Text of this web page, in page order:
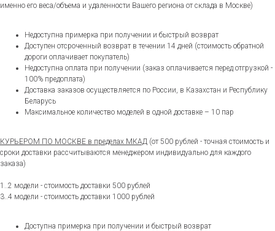
именно его веса/объема и удаленности Вашего региона от склада в Москве)
Недоступна примерка при получении и быстрый возврат
Доступен отсроченный возврат в течении 14 дней (стоимость обратной
дороги оплачивает покупатель)
Недоступна оплата при получении (заказ оплачивается перед отгрузкой -
100% предоплата)
Доставка заказов осуществляется по России, в Казахстан и Республику
Беларусь
Максимальное количество моделей в одной доставке – 10 пар
КУРЬЕРОМ ПО МОСКВЕ в пределах МКАД (от 500 рублей - точная стоимость и
сроки доставки рассчитываются менеджером индивидуально для каждого
заказа)
1..2 модели - стоимость доставки 500 рублей
3..4 модели - стоимость доставки 1000 рублей
Доступна примерка при получении и быстрый возврат